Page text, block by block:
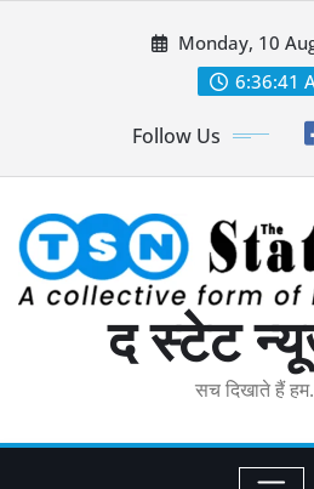
Monday, 10
6:36:42
Follow Us
द स्टेट
सच दिखाते हैं